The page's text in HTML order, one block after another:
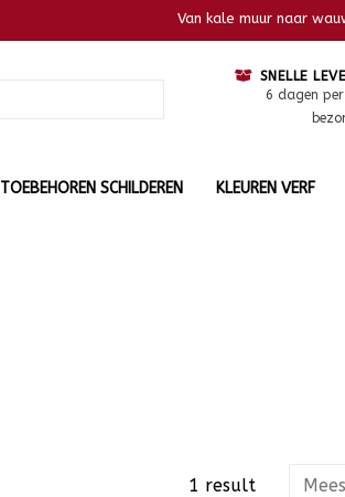
Van kale muur naar
SNELLE
6 dagen
TOEBEHOREN SCHILDEREN KLEUREN VERF
1 result